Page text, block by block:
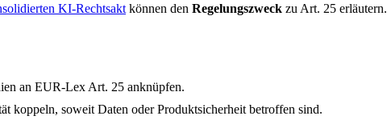
KI-Rechtsakt können den Regelungszweck zu Art. 25 erläutern.
an EUR-Lex Art. 25 anknüpfen.
koppeln, soweit Daten oder Produktsicherheit betroffen sind.